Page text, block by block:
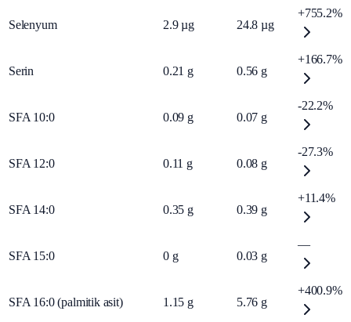
Selenyum 2.9 µg 24.8 µg
+755.2%
Serin 0.21 g 0.56 g
+166.7%
SFA 10:0 0.09 g 0.07 g
-22.2%
SFA 12:0 0.11 g 0.08 g
-27.3%
SFA 14:0 0.35 g 0.39 g
+11.4%
SFA 15:0 0 g 0.03 g
—
SFA 16:0 (palmitik asit) 1.15 g 5.76 g
+400.9%